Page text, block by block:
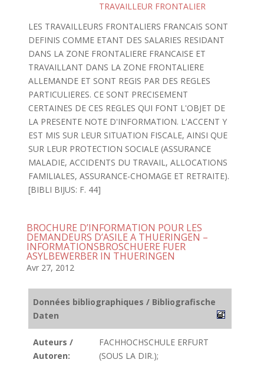
TRAVAILLEUR FRONTALIER
LES TRAVAILLEURS FRONTALIERS FRANCAIS SONT
DEFINIS COMME ETANT DES SALARIES RESIDANT
DANS LA ZONE FRONTALIERE FRANCAISE ET
TRAVAILLANT DANS LA ZONE FRONTALIERE
ALLEMANDE ET SONT REGIS PAR DES REGLES
PARTICULIERES. CE SONT PRECISEMENT
CERTAINES DE CES REGLES QUI FONT L'OBJET DE
LA PRESENTE NOTE D'INFORMATION. L'ACCENT Y
EST MIS SUR LEUR SITUATION FISCALE, AINSI QUE
SUR LEUR PROTECTION SOCIALE (ASSURANCE
MALADIE, ACCIDENTS DU TRAVAIL, ALLOCATIONS
FAMILIALES, ASSURANCE-CHOMAGE ET RETRAITE).
[BIBLI BIJUS: F. 44]
BROCHURE D’INFORMATION POUR LES
DEMANDEURS D’ASILE A THUERINGEN –
INFORMATIONSBROSCHUERE FUER
ASYLBEWERBER IN THUERINGEN
Avr 27, 2012
Données bibliographiques / Bibliografische
Daten
Auteurs /
Autoren:
FACHHOCHSCHULE ERFURT
(SOUS LA DIR.);